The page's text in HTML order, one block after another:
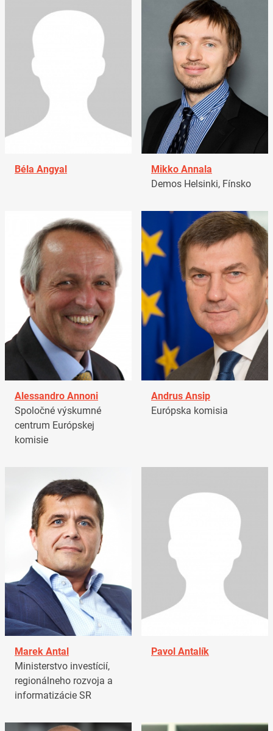
Béla Angyal
Mikko Annala
Demos Helsinki, Fínsko
Alessandro Annoni
Spoločné výskumné
centrum Európskej
komisie
Andrus Ansip
Európska komisia
Marek Antal
Ministerstvo investícií,
regionálneho rozvoja a
informatizácie SR
Pavol Antalík